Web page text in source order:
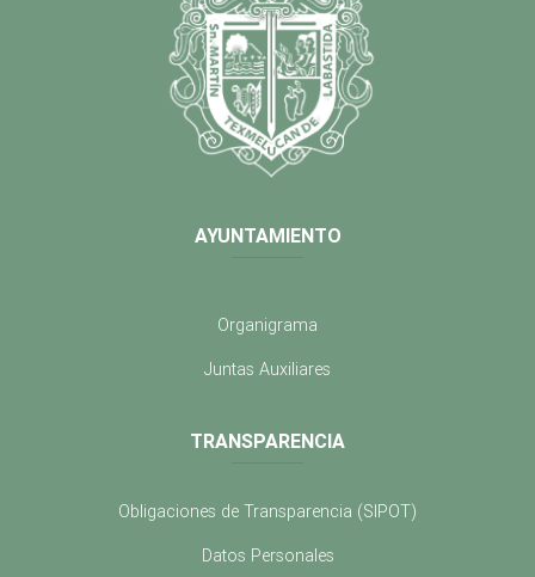
AYUNTAMIENTO
Organigrama
Juntas Auxiliares
TRANSPARENCIA
Obligaciones de Transparencia (SIPOT)
Datos Personales